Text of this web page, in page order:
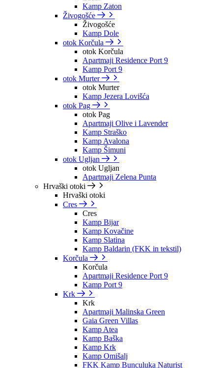
Kamp Zaton
Živogošće
Živogošće
Kamp Dole
otok Korčula
otok Korčula
Apartmaji Residence Port 9
Kamp Port 9
otok Murter
otok Murter
Kamp Jezera Lovišća
otok Pag
otok Pag
Apartmaji Olive i Lavender
Kamp Straško
Kamp Avalona
Kamp Šimuni
otok Ugljan
otok Ugljan
Apartmaji Zelena Punta
Hrvaški otoki
Hrvaški otoki
Cres
Cres
Kamp Bijar
Kamp Kovačine
Kamp Slatina
Kamp Baldarin (FKK in tekstil)
Korčula
Korčula
Apartmaji Residence Port 9
Kamp Port 9
Krk
Krk
Apartmaji Malinska Green
Gaia Green Villas
Kamp Atea
Kamp Baška
Kamp Krk
Kamp Omišalj
FKK Kamp Bunculuka Naturist